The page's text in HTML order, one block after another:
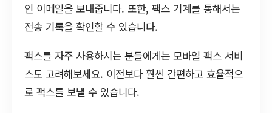
인 이메일을 보내줍니다. 또한, 팩스 기계를 통해서는
전송 기록을 확인할 수 있습니다.
팩스를 자주 사용하시는 분들에게는 모바일 팩스 서비
스도 고려해보세요. 이전보다 훨씬 간편하고 효율적으
로 팩스를 보낼 수 있습니다.